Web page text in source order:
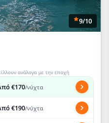
9/10
ανάλογα με την εποχή
€170/νύχτα
€190/νύχτα